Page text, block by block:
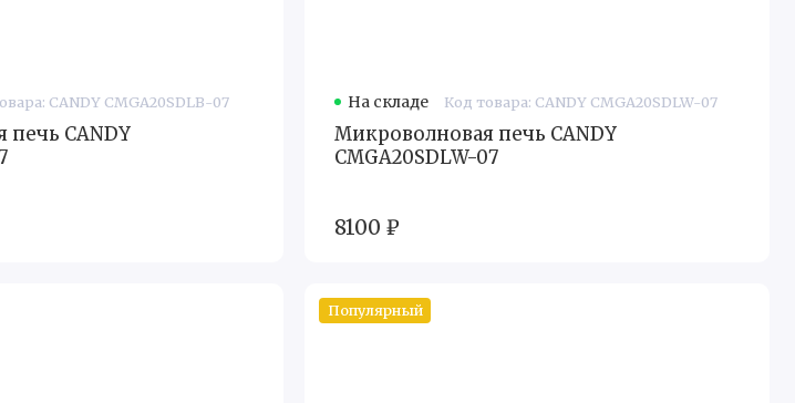
CANDY CMGA20SDLB-07
CANDY
На складе Код товара: CANDY CMGA20SDLW-07
Микроволновая печь CANDY
CMGA20SDLW-07
8100 ₽
Популярный